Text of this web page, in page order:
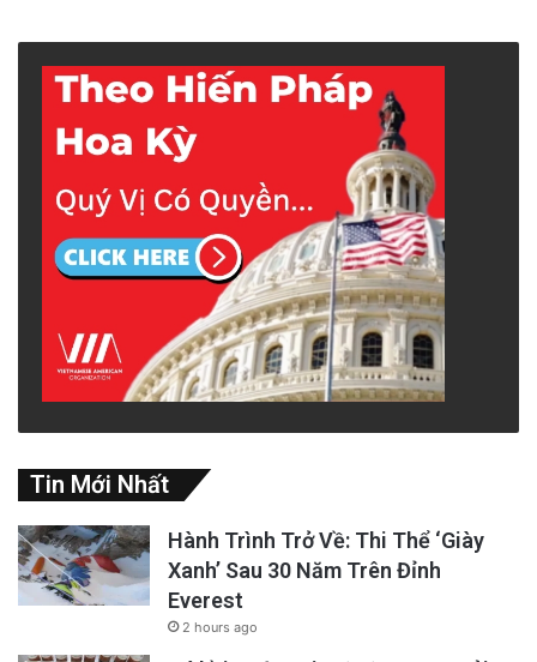
Tin Mới Nhất
Hành Trình Trở Về: Thi Thể ‘Giày
Xanh’ Sau 30 Năm Trên Đỉnh
Everest
2 hours ago